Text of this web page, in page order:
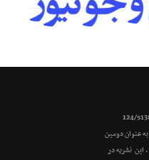
عنوان دومین
نشریه در